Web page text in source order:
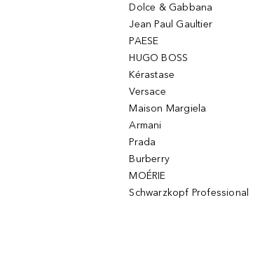
Dolce & Gabbana
Jean Paul Gaultier
PAESE
HUGO BOSS
Kérastase
Versace
Maison Margiela
Armani
Prada
Burberry
MOÉRIE
Schwarzkopf Professional